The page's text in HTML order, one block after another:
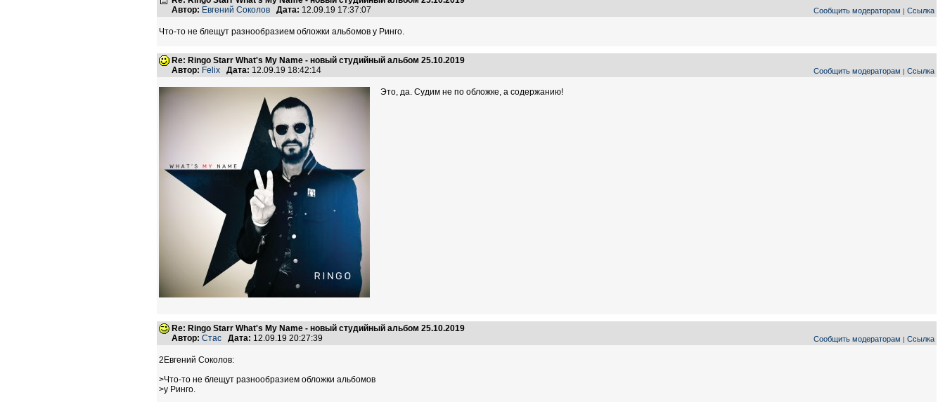
Автор: Евгений Соколов Дата: 12.09.19 17:37:07 Сообщить модераторам | Ссылка
Что-то не блещут разнообразием обложки альбомов у Ринго.
Re: Ringo Starr What's My Name - новый студийный альбом 25.10.2019
Автор: Felix Дата: 12.09.19 18:42:14 Сообщить модераторам | Ссылка
Это, да. Судим не по обложке, а содержанию!
Re: Ringo Starr What's My Name - новый студийный альбом 25.10.2019
Автор: Стас Дата: 12.09.19 20:27:39 Сообщить модераторам | Ссылка
2Евгений Соколов:
>Что-то не блещут разнообразием обложки альбомов
>у Ринго.